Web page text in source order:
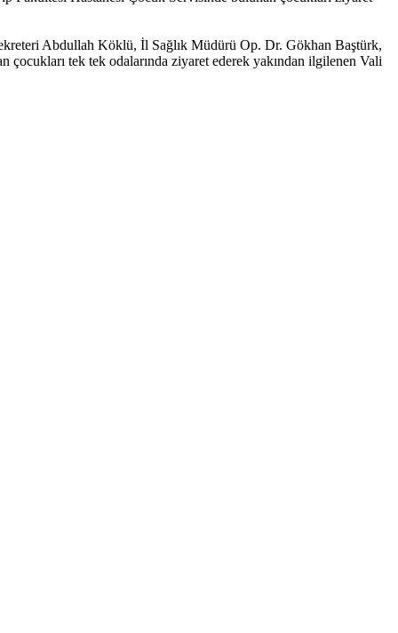
Abdullah Köklü, İl Sağlık Müdürü Op. Dr. Gökhan Baştürk,
tek tek odalarında ziyaret ederek yakından ilgilenen Vali